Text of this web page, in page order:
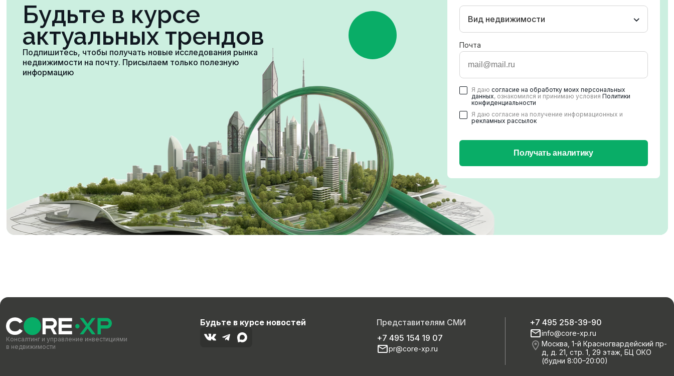
Будьте в курсе
актуальных трендов
Подпишитесь, чтобы получать новые исследования рынка
недвижимости на почту. Присылаем только полезную
информацию
Вид недвижимости
Почта
Я даю согласие на обработку моих персональных
данных, ознакомился и принимаю условия Политики
конфиденциальности
Я даю согласие на получение информационных и
рекламных рассылок
Получать аналитику
Консалтинг и управление инвестициями
в недвижимости
Будьте в курсе новостей
Представителям СМИ
+7 495 154 19 07
pr@core-xp.ru
+7 495 258-39-90
info@core-xp.ru
Москва, 1-й Красногвардейский пр-
д, д. 21, стр. 1, 29 этаж, БЦ ОКО
(будни 8:00–20:00)